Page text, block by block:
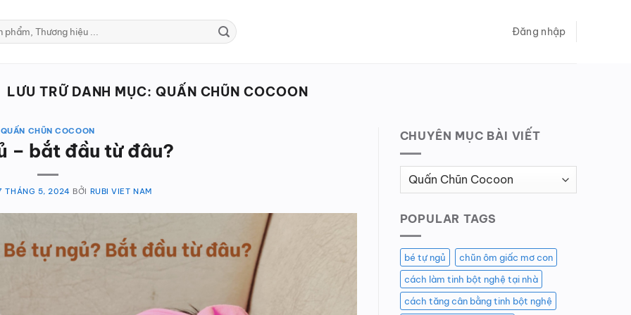
Đăng nhập
LƯU TRỮ DANH MỤC: QUẤN CHŨN COCOON
QUẤN CHŨN COCOON
– bắt đầu từ đâu?
THÁNG 5, 2024 BỞI RUBI VIET NAM
CHUYÊN MỤC BÀI VIẾT
Chuyên
Viết
POPULAR TAGS
bé tự ngủ
chũn ôm giấc mơ con
cách làm tinh bột nghệ tại nhà
cách tăng cân bằng tinh bột nghệ